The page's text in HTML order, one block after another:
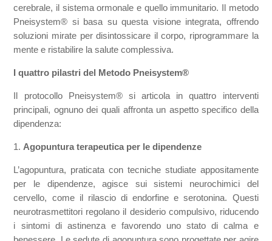
cerebrale, il sistema ormonale e quello immunitario. Il metodo
Pneisystem® si basa su questa visione integrata, offrendo
soluzioni mirate per disintossicare il corpo, riprogrammare la
mente e ristabilire la salute complessiva.
I quattro pilastri del Metodo Pneisystem®
Il protocollo Pneisystem® si articola in quattro interventi
principali, ognuno dei quali affronta un aspetto specifico della
dipendenza:
1. Agopuntura terapeutica per le dipendenze
L’agopuntura, praticata con tecniche studiate appositamente
per le dipendenze, agisce sui sistemi neurochimici del
cervello, come il rilascio di endorfine e serotonina. Questi
neurotrasmettitori regolano il desiderio compulsivo, riducendo
i sintomi di astinenza e favorendo uno stato di calma e